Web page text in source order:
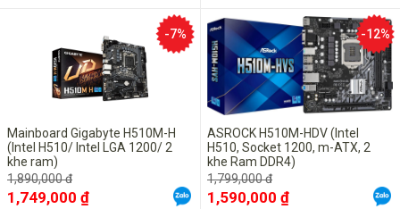
Mainboard Gigabyte H510M-H
(Intel H510/ Intel LGA 1200/ 2
khe ram)
1,890,000 đ
1,749,000 ₫
-7%
ASROCK H510M-HDV (Intel
H510, Socket 1200, m-ATX, 2
khe Ram DDR4)
1,799,000 đ
1,590,000 ₫
-12%